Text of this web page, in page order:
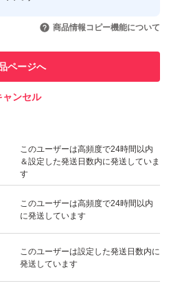
のヌル(水分)
ボールを
りますので
宜しく
等により
は発送が遅れる
承下さい。
にぎします。
引を完了させた実績があります
での取引実績があります
このユーザーは高頻度で24時間以内
＆設定した発送日数内に発送していま
す
このユーザーは高頻度で24時間以内
に発送しています
このユーザーは設定した発送日数内に
発送しています
商品情報コピー機能について
ページへ
ャンセル
いいね！
4,400